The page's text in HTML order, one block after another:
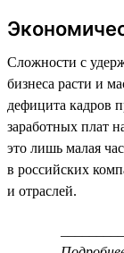
Сложности с
бизнеса расти и
дефицита кадров
заработных плат
это лишь малая
в российских
и отраслей.